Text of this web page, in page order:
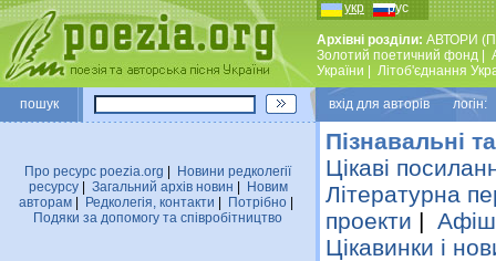
укр рус
Архівні розділи: АВТОРИ
Золотий поетичний фонд
України
Лiтоб'єднання
пошук вхiд для авторiв логін:
Про ресурс poezia.org
Новини редколегiї
ресурсу| Загальний архiв новин
Новим
авторам
Редколегiя, контакти Потрiбно
Подяки за допомогу та співробітництво
Пізнавальні
Цікаві
Літературна
проекти |
Цікавинки і